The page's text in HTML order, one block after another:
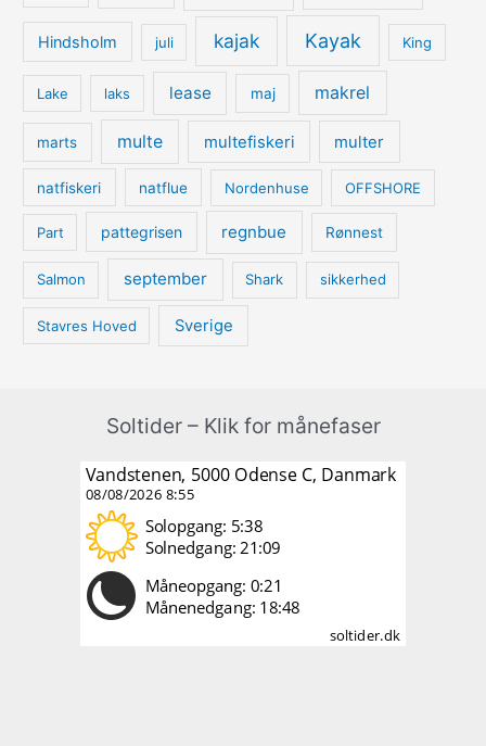
Hindsholm juli kajak Kayak King
Lake laks lease maj makrel
marts multe multefiskeri multer
natfiskeri natflue Nordenhuse OFFSHORE
Part pattegrisen regnbue Rønnest
Salmon september Shark sikkerhed
Stavres Hoved Sverige
Soltider – Klik for månefaser